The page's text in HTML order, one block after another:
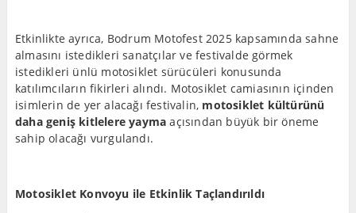
Etkinlikte ayrıca, Bodrum Motofest 2025 kapsamında sahne
almasını istedikleri sanatçılar ve festivalde görmek
istedikleri ünlü motosiklet sürücüleri konusunda
katılımcıların fikirleri alındı. Motosiklet camiasının içinden
isimlerin de yer alacağı festivalin, motosiklet kültürünü
daha geniş kitlelere yayma açısından büyük bir öneme
sahip olacağı vurgulandı.
Motosiklet Konvoyu ile Etkinlik Taçlandırıldı